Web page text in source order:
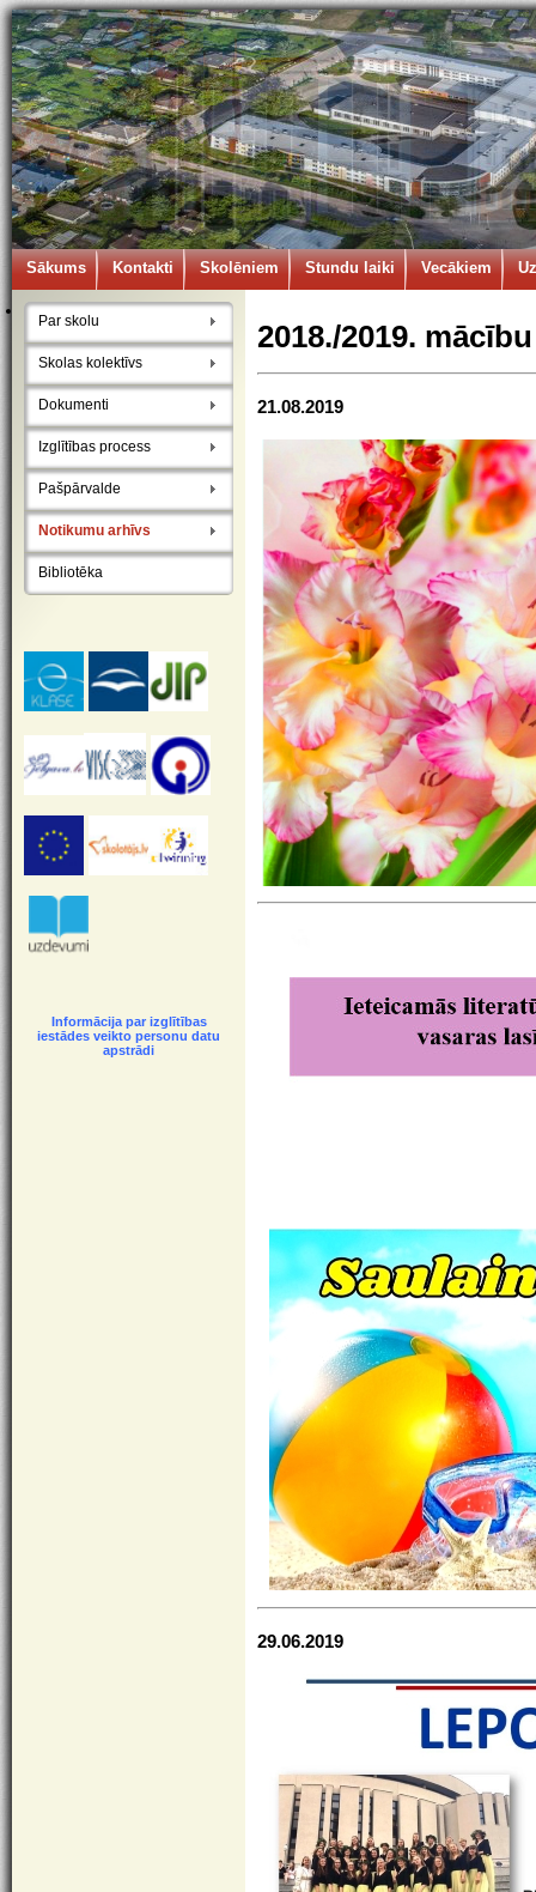
Sākums Kontakti Skolēniem Stundu laiki Vecākiem
Par skolu
Skolas kolektīvs
Dokumenti
Izglītības process
Pašpārvalde
Notikumu arhīvs
Bibliotēka
Informācija par izglītības
iestādes veikto personu datu
apstrādi
2018./2019.
21.08.2019
29.06.2019